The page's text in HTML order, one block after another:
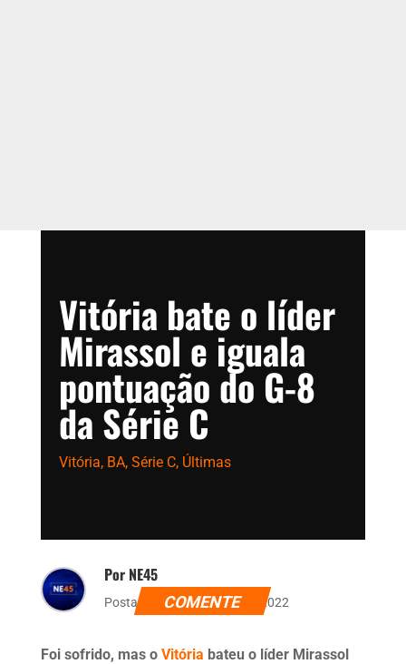
Vitória bate o líder
Mirassol e iguala
pontuação do G-8
da Série C
Vitória, BA, Série C, Últimas
Por NE45
Postado dia 7 de agosto de 2022
COMENTE
Foi sofrido, mas o Vitória bateu o líder Mirassol